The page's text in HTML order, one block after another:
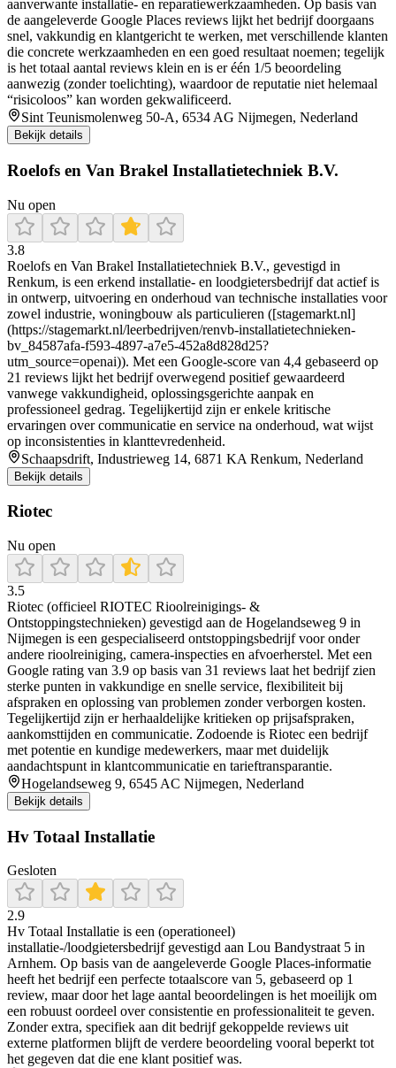
aanverwante installatie- en reparatiewerkzaamheden. Op basis van
de aangeleverde Google Places reviews lijkt het bedrijf doorgaans
snel, vakkundig en klantgericht te werken, met verschillende klanten
die concrete werkzaamheden en een goed resultaat noemen; tegelijk
is het totaal aantal reviews klein en is er één 1/5 beoordeling
aanwezig (zonder toelichting), waardoor de reputatie niet helemaal
“risicoloos” kan worden gekwalificeerd.
Sint Teunismolenweg 50-A, 6534 AG Nijmegen, Nederland
Bekijk details
Roelofs en Van Brakel Installatietechniek B.V.
Nu open
3.8
Roelofs en Van Brakel Installatietechniek B.V., gevestigd in
Renkum, is een erkend installatie- en loodgietersbedrijf dat actief is
in ontwerp, uitvoering en onderhoud van technische installaties voor
zowel industrie, woningbouw als particulieren ([stagemarkt.nl]
(https://stagemarkt.nl/leerbedrijven/renvb-installatietechnieken-
bv_84587afa-f593-4897-a7e5-452a8d828d25?
utm_source=openai)). Met een Google-score van 4,4 gebaseerd op
21 reviews lijkt het bedrijf overwegend positief gewaardeerd
vanwege vakkundigheid, oplossingsgerichte aanpak en
professioneel gedrag. Tegelijkertijd zijn er enkele kritische
ervaringen over communicatie en service na onderhoud, wat wijst
op inconsistenties in klanttevredenheid.
Schaapsdrift, Industrieweg 14, 6871 KA Renkum, Nederland
Bekijk details
Riotec
Nu open
3.5
Riotec (officieel RIOTEC Rioolreinigings‑ &
Ontstoppingstechnieken) gevestigd aan de Hogelandseweg 9 in
Nijmegen is een gespecialiseerd ontstoppingsbedrijf voor onder
andere rioolreiniging, camera-inspecties en afvoerherstel. Met een
Google rating van 3.9 op basis van 31 reviews laat het bedrijf zien
sterke punten in vakkundige en snelle service, flexibiliteit bij
afspraken en oplossing van problemen zonder verborgen kosten.
Tegelijkertijd zijn er herhaaldelijke kritieken op prijsafspraken,
aankomsttijden en communicatie. Zodoende is Riotec een bedrijf
met potentie en kundige medewerkers, maar met duidelijk
aandachtspunt in klantcommunicatie en tarieftransparantie.
Hogelandseweg 9, 6545 AC Nijmegen, Nederland
Bekijk details
Hv Totaal Installatie
Gesloten
2.9
Hv Totaal Installatie is een (operationeel)
installatie-/loodgietersbedrijf gevestigd aan Lou Bandystraat 5 in
Arnhem. Op basis van de aangeleverde Google Places-informatie
heeft het bedrijf een perfecte totaalscore van 5, gebaseerd op 1
review, maar door het lage aantal beoordelingen is het moeilijk om
een robuust oordeel over consistentie en professionaliteit te geven.
Zonder extra, specifiek aan dit bedrijf gekoppelde reviews uit
externe platformen blijft de verdere beoordeling vooral beperkt tot
het gegeven dat die ene klant positief was.